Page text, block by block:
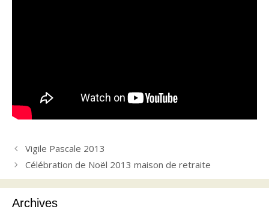
Vigile Pascale 2013
Célébration de Noël 2013 maison de retraite
Archives